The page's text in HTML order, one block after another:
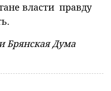
власти правду
Брянская Дума